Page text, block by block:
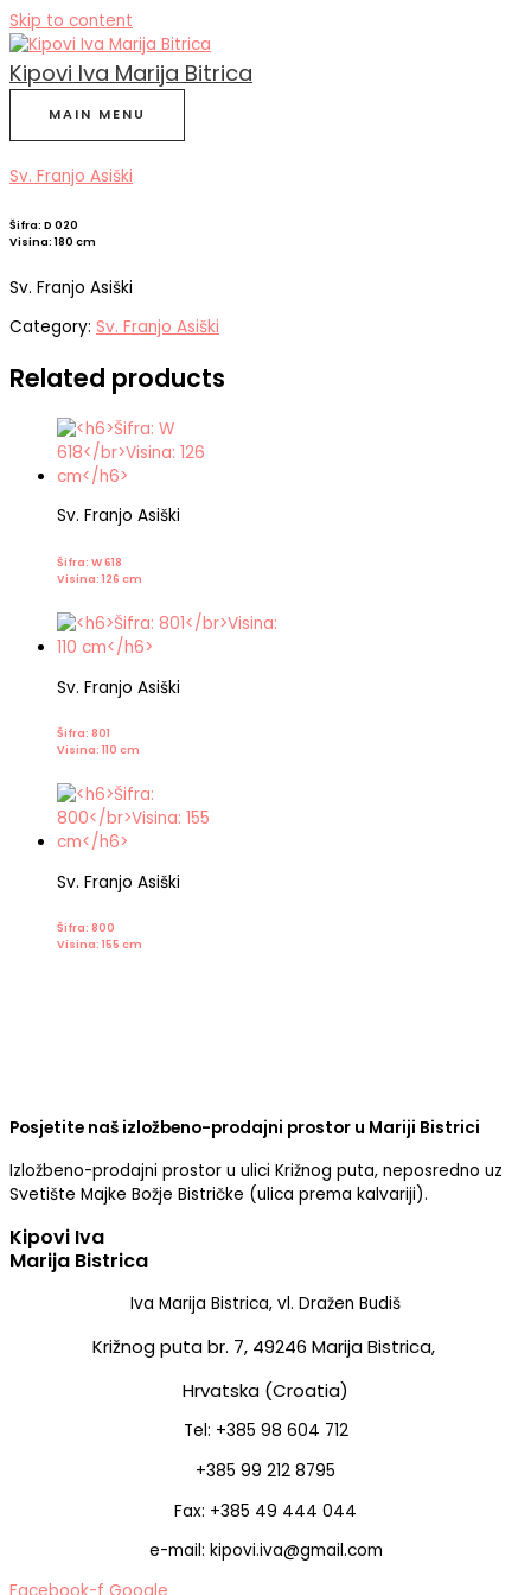
Skip to content
Kipovi Iva Marija Bitrica
MAIN MENU
Sv. Franjo Asiški
Šifra: D 020
Visina: 180 cm
Sv. Franjo Asiški
Category: Sv. Franjo Asiški
Related products
Sv. Franjo Asiški
Šifra: W 618
Visina: 126 cm
Sv. Franjo Asiški
Šifra: 801
Visina: 110 cm
Sv. Franjo Asiški
Šifra: 800
Visina: 155 cm
Posjetite naš izložbeno-prodajni prostor u Mariji Bistrici
Izložbeno-prodajni prostor u ulici Križnog puta, neposredno uz
Svetište Majke Božje Bistričke (ulica prema kalvariji).
Kipovi Iva
Marija Bistrica
Iva Marija Bistrica, vl. Dražen Budiš
Križnog puta br. 7, 49246 Marija Bistrica,
Hrvatska (Croatia)
Tel: +385 98 604 712
+385 99 212 8795
Fax: +385 49 444 044
e-mail: kipovi.iva@gmail.com